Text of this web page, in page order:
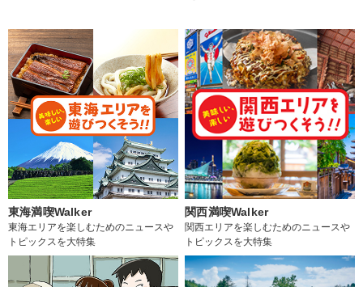
東海満喫Walker
東海エリアを楽しむためのニュースや
トピックスを大特集
関西満喫Walker
関西エリアを楽しむためのニュースや
トピックスを大特集